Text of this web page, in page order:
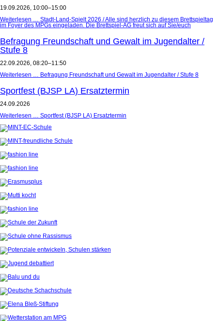
19.09.2026, 10:00–15:00
Weiterlesen … Stadt-Land-Spielt 2026 / Alle sind herzlich zu diesem Brettspieltag
im Foyer des MPGs eingeladen. Die Brettspiel-AG freut sich auf Sie/euch
Befragung Freundschaft und Gewalt im Jugendalter /
Stufe 8
22.09.2026, 08:20–11:50
Weiterlesen … Befragung Freundschaft und Gewalt im Jugendalter / Stufe 8
Sportfest (BJSP LA) Ersatztermin
24.09.2026
Weiterlesen … Sportfest (BJSP LA) Ersatztermin